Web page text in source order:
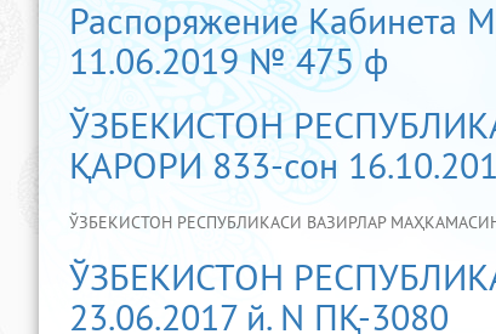
Распоряжение Кабинета
11.06.2019 № 475 ф
ЎЗБЕКИСТОН
ҚАРОРИ 833-сон
ЎЗБЕКИСТОН РЕСПУБЛИКАСИ ВАЗИРЛАР
ЎЗБЕКИСТОН
23.06.2017 й. N ПҚ-3080